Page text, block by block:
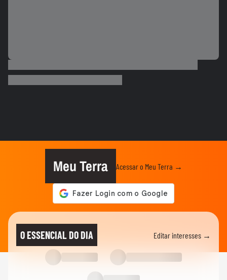
tema da prova de física
Acompanhe agora a correção das
questões de Linguagens e Humanas
Professores do Objetivo debatem agora
tema da Redação e 1º dia de...
Enem 2025: Redação abordou o
envelhecimento; veja se seu texto foi...
Meu Terra Acessar o Meu Terra →
O ESSENCIAL DO DIA Editar interesses →